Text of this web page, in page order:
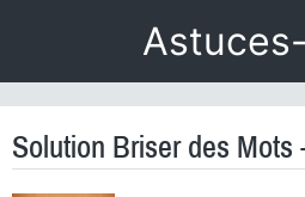
Solution Briser des Mots